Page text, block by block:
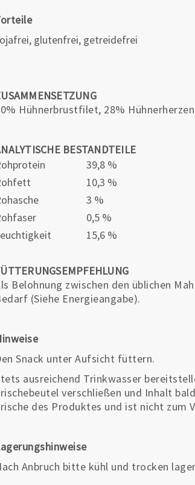
glutenfrei, getreidefrei
Hühnerbrustfilet, 28%
BESTANDTEILE
39,8 %
10,3 %
3 %
0,5 %
15,6 %
Belohnung zwischen den üblichen
(Siehe Energieangabe).
Snack unter Aufsicht füttern.
ausreichend Trinkwasser
verschließen und Inhalt
des Produktes und ist nicht zum
Anbruch bitte kühl und trocken